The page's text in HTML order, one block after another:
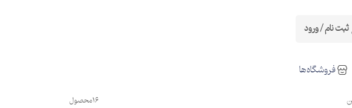
ثبت نام / ورود
فروشگاه‌ها
16محصول